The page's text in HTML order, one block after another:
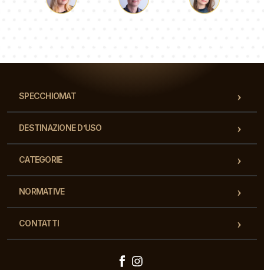
SPECCHIOMAT
DESTINAZIONE D’USO
CATEGORIE
NORMATIVE
CONTATTI